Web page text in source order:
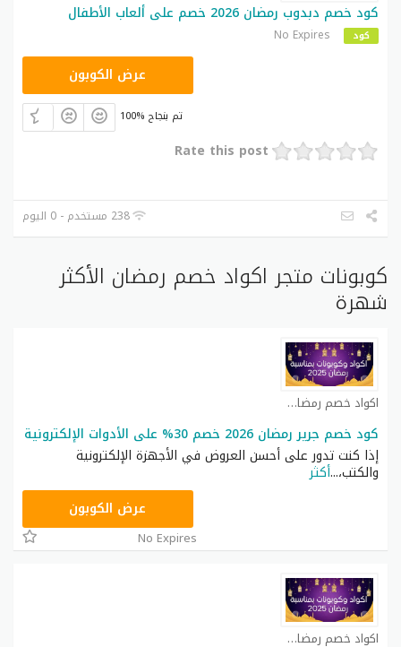
كود خصم دبدوب رمضان 2026 خصم على ألعاب الأطفال
كود No Expires
عرض الكوبون
100% تم بنجاح
Rate this post
238 مستخدم - 0 اليوم
كوبونات متجر اكواد خصم رمضان الأكثر
شهرة
اكواد خصم رمضان كوبون
كود خصم جرير رمضان 2026 خصم 30% على الأدوات الإلكترونية
إذا كنت تدور على أحسن العروض في الأجهزة الإلكترونية
والكتب،...أكثر
JARIR200عرض الكوبون
No Expires
اكواد خصم رمضان كوبون